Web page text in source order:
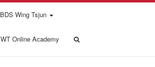
BDS Wing Tsjun
WT Online Academy